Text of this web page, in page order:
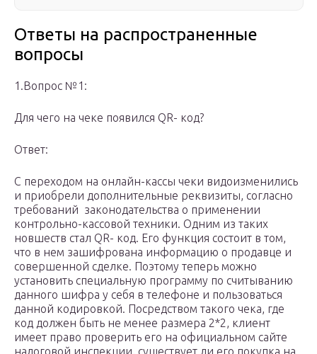
Ответы на распространенные
вопросы
1.Вопрос №1:
Для чего на чеке появился QR- код?
Ответ:
С переходом на онлайн-кассы чеки видоизменились
и приобрели дополнительные реквизиты, согласно
требований законодательства о применении
контрольно-кассовой техники. Одним из таких
новшеств стал QR- код. Его функция состоит в том,
что в нем зашифрована информацию о продавце и
совершенной сделке. Поэтому теперь можно
установить специальную программу по считыванию
данного шифра у себя в телефоне и пользоваться
данной кодировкой. Посредством такого чека, где
код должен быть не менее размера 2*2, клиент
имеет право проверить его на официальном сайте
налоговой инспекции, существует ли его покупка на